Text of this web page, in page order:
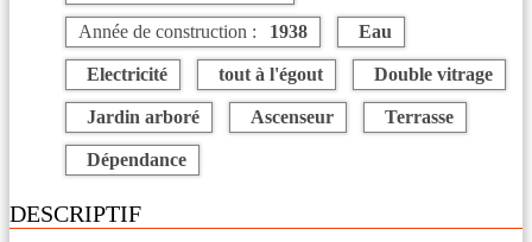
Année de construction : 1938 Eau
Electricité tout à l'égout Double vitrage
Jardin arboré Ascenseur Terrasse
Dépendance
DESCRIPTIF